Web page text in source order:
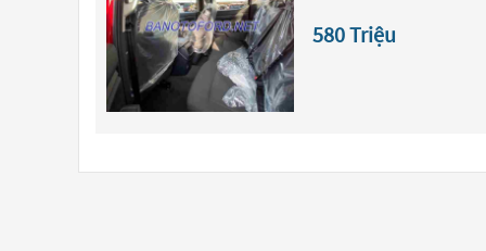
580 Triệu